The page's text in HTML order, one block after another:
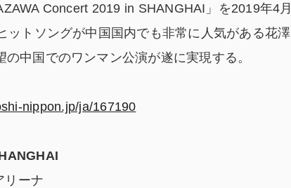
Concert 2019 in SHANGHAI」を2019年4月
ットソングが中国国内でも非常に人気がある花澤
中国でのワンマン公演が遂に実現する。
nippon.jp/ja/167190
リーナ